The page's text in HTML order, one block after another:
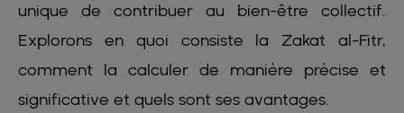
unique de contribuer au bien-être collectif.
Explorons en quoi consiste la Zakat al-Fitr,
comment la calculer de manière précise et
significative et quels sont ses avantages.